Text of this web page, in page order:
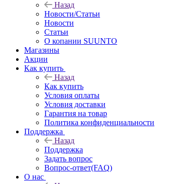
Назад
Новости/Статьи
Новости
Статьи
О копании SUUNTO
Магазины
Акции
Как купить
Назад
Как купить
Условия оплаты
Условия доставки
Гарантия на товар
Политика конфиденциальности
Поддержка
Назад
Поддержка
Задать вопрос
Вопрос-ответ(FAQ)
О нас